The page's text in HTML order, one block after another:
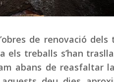
de renovació
els treballs s’han
abans de reasfaltar